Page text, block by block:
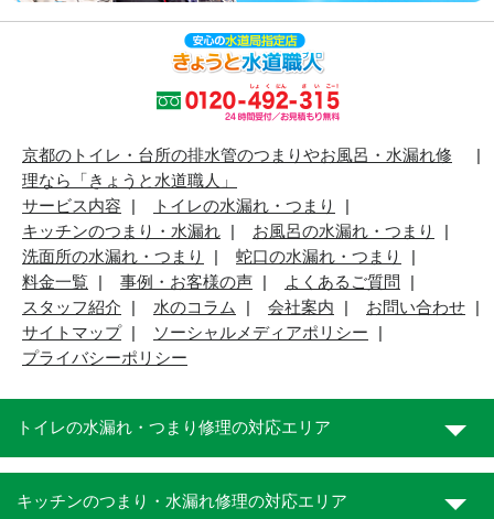
京都のトイレ・台所の排水管のつまりやお風呂・水漏れ修
理なら「きょうと水道職人」
サービス内容
トイレの水漏れ・つまり
キッチンのつまり・水漏れ
お風呂の水漏れ・つまり
洗面所の水漏れ・つまり
蛇口の水漏れ・つまり
料金一覧
事例・お客様の声
よくあるご質問
スタッフ紹介
水のコラム 会社案内
お問い合わせ
サイトマップ
ソーシャルメディアポリシー
プライバシーポリシー
トイレの水漏れ・つまり修理の対応エリア
キッチンのつまり・水漏れ修理の対応エリア